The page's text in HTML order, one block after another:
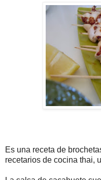
Es una receta de
recetarios de cocina thai,